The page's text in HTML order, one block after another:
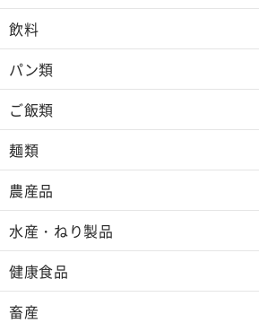
飲料
パン類
ご飯類
麺類
農産品
水産・ねり製品
健康食品
畜産